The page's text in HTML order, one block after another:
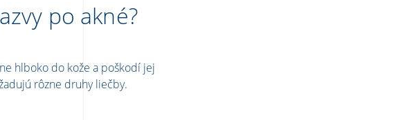
po akné?
hlboko do kože a poškodí jej
rôzne druhy liečby.